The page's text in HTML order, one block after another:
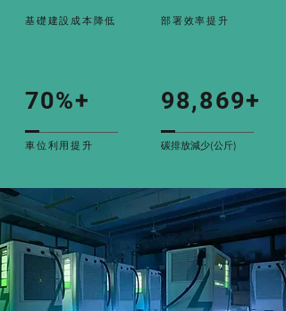
基礎建設成本降低 部署效率提升
70%+
車位利用提升
98,869+
​碳排放減少(公斤)